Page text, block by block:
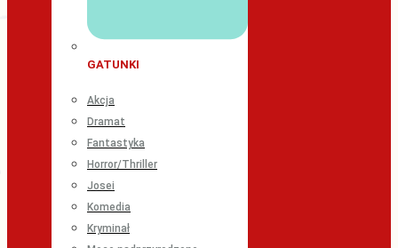
GATUNKI
Akcja
Dramat
Fantastyka
Horror/Thriller
Josei
Komedia
Kryminał